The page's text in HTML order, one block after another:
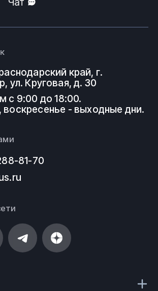
край, г.
ул. Круговая, д. 30
с 9:00 до 18:00.
воскресенье - выходные дни.
81-70